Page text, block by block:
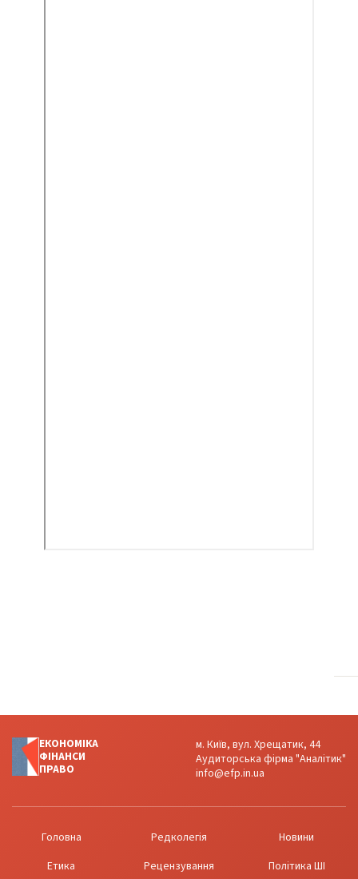
ЕКОНОМІКА
ФІНАНСИ
ПРАВО
м. Київ, вул. Хрещатик, 44
Аудиторська фірма "Аналітик"
info@efp.in.ua
Головна Редколегія
Новини
Етика
Рецензування Політика ШІ